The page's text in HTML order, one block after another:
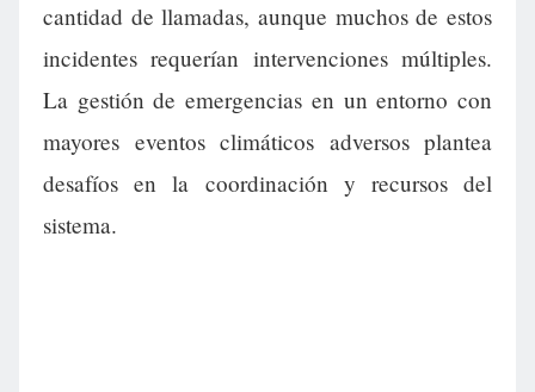
cantidad de llamadas, aunque muchos de estos
incidentes requerían intervenciones múltiples.
La gestión de emergencias en un entorno con
mayores eventos climáticos adversos plantea
desafíos en la coordinación y recursos del
sistema.